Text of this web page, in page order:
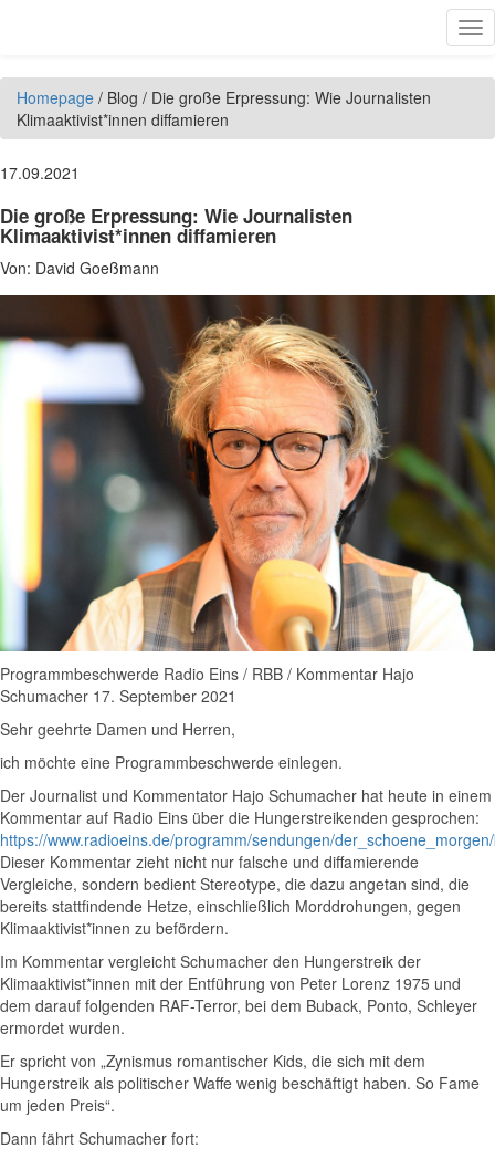
Homepage / Blog / Die große Erpressung: Wie Journalisten
Klimaaktivist*innen diffamieren
17.09.2021
Die große Erpressung: Wie Journalisten
Klimaaktivist*innen diffamieren
Von: David Goeßmann
Programmbeschwerde Radio Eins / RBB / Kommentar Hajo
Schumacher 17. September 2021
Sehr geehrte Damen und Herren,
ich möchte eine Programmbeschwerde einlegen.
Der Journalist und Kommentator Hajo Schumacher hat heute in einem
Kommentar auf Radio Eins über die Hungerstreikenden gesprochen:
https://www.radioeins.de/programm/sendungen/
Dieser Kommentar zieht nicht nur falsche und diffamierende
Vergleiche, sondern bedient Stereotype, die dazu angetan sind, die
bereits stattfindende Hetze, einschließlich Morddrohungen, gegen
Klimaaktivist*innen zu befördern.
Im Kommentar vergleicht Schumacher den Hungerstreik der
Klimaaktivist*innen mit der Entführung von Peter Lorenz 1975 und
dem darauf folgenden RAF-Terror, bei dem Buback, Ponto, Schleyer
ermordet wurden.
Er spricht von „Zynismus romantischer Kids, die sich mit dem
Hungerstreik als politischer Waffe wenig beschäftigt haben. So Fame
um jeden Preis“.
Dann fährt Schumacher fort: